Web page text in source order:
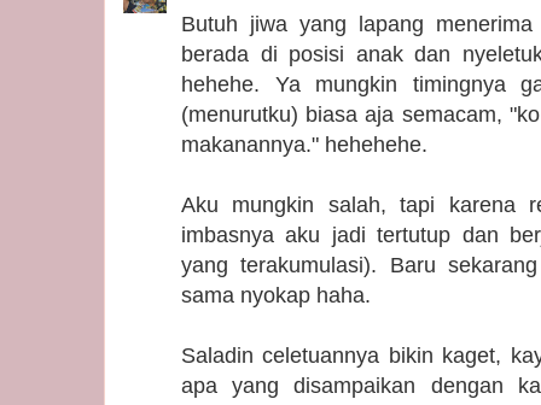
Butuh jiwa yang lapang
berada di posisi anak dan
hehehe. Ya mungkin timingnya
(menurutku) biasa aja semacam,
makanannya." hehehehe.
Aku mungkin salah, tapi karena
imbasnya aku jadi tertutup dan
yang terakumulasi). Baru
sama nyokap haha.
Saladin celetuannya bikin kaget,
apa yang disampaikan dengan